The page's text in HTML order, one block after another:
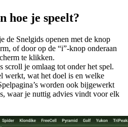
hoe je speelt?
de Snelgids openen met de knop
of door op de “i”-knop onderaan
te klikken.
scroll je omlaag tot onder het spel.
werkt, wat het doel is en welke
worden ook bijgewerkt
waar je nuttig advies vindt voor elk